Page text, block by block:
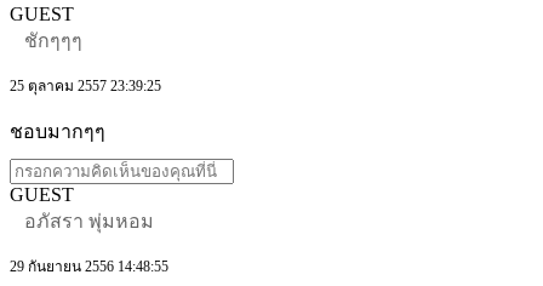
GUEST
ชักๆๆๆ
25 ตุลาคม 2557 23:39:25
ชอบมากๆๆ
GUEST
อภัสรา พุ่มหอม
29 กันยายน 2556 14:48:55